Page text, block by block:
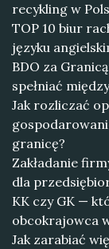
recykling w
TOP 10 biur
języku
BDO za
spełniać
Jak rozliczać
granicę?
Zakładanie
dla
KK czy GK —
obcokrajowca
Jak zarabiać